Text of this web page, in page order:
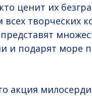
ценит их
творческих
и подарят море
акция